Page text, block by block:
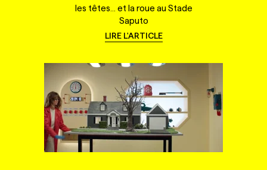
les têtes... et la roue au Stade
Saputo
LIRE L'ARTICLE